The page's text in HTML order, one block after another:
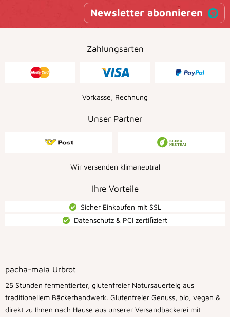
Newsletter abonnieren
Zahlungsarten
Vorkasse, Rechnung
Unser Partner
Wir versenden klimaneutral
Ihre Vorteile
Sicher Einkaufen mit SSL
Datenschutz & PCI zertiﬁziert
pacha-maia Urbrot
25 Stunden fermentierter, glutenfreier Natursauerteig aus
traditionellem Bäckerhandwerk. Glutenfreier Genuss, bio, vegan &
direkt zu Ihnen nach Hause aus unserer Versandbäckerei mit